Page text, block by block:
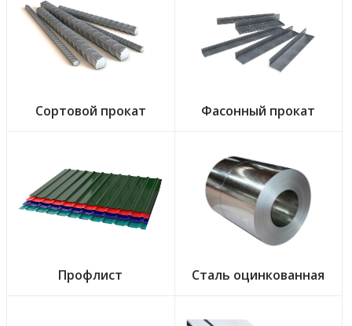
Сортовой прокат Фасонный прокат
Профлист Сталь оцинкованная